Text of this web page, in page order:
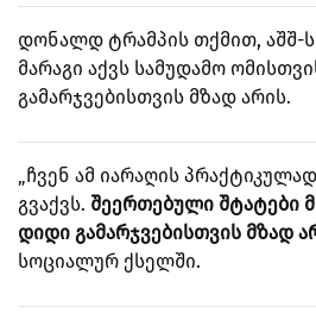
დონალდ ტრამპის თქმით, აშშ-ს
მარაგი აქვს სამუდამო
გამარჯვებისთვის მზად არის.
„ჩვენ ამ იარაღის
გვაქვს. შეერთებული შტატები
დიდი გამარჯვებისთვის მზად
სოციალურ ქსელში.